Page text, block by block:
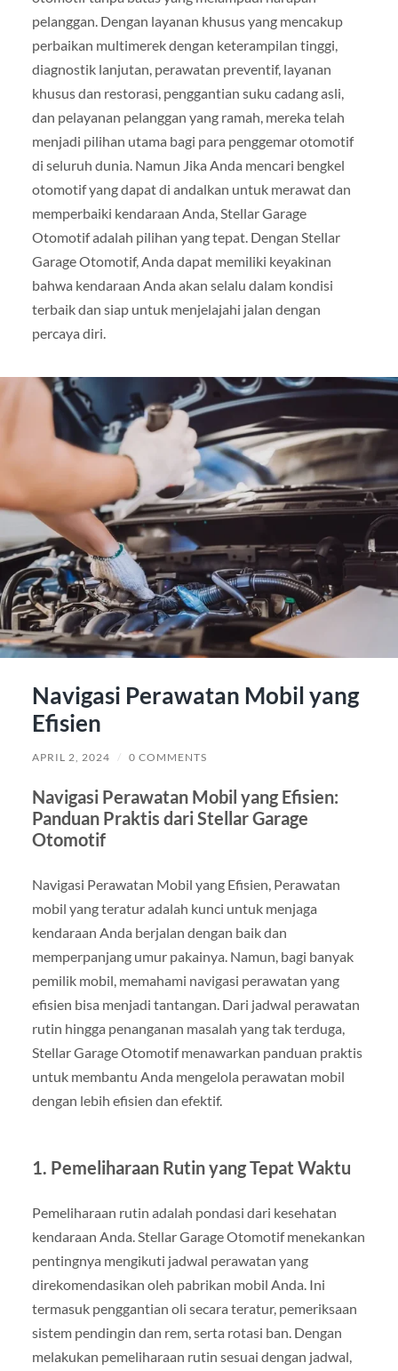
pelanggan. Dengan layanan khusus yang mencakup
perbaikan multimerek dengan keterampilan tinggi,
diagnostik lanjutan, perawatan preventif, layanan
khusus dan restorasi, penggantian suku cadang asli,
dan pelayanan pelanggan yang ramah, mereka telah
menjadi pilihan utama bagi para penggemar otomotif
di seluruh dunia. Namun Jika Anda mencari bengkel
otomotif yang dapat di andalkan untuk merawat dan
memperbaiki kendaraan Anda, Stellar Garage
Otomotif adalah pilihan yang tepat. Dengan Stellar
Garage Otomotif, Anda dapat memiliki keyakinan
bahwa kendaraan Anda akan selalu dalam kondisi
terbaik dan siap untuk menjelajahi jalan dengan
percaya diri.
Navigasi Perawatan Mobil yang
Efisien
APRIL 2, 2024 / 0 COMMENTS
Navigasi Perawatan Mobil yang Efisien:
Panduan Praktis dari Stellar Garage
Otomotif
Navigasi Perawatan Mobil yang Efisien, Perawatan
mobil yang teratur adalah kunci untuk menjaga
kendaraan Anda berjalan dengan baik dan
memperpanjang umur pakainya. Namun, bagi banyak
pemilik mobil, memahami navigasi perawatan yang
efisien bisa menjadi tantangan. Dari jadwal perawatan
rutin hingga penanganan masalah yang tak terduga,
Stellar Garage Otomotif menawarkan panduan praktis
untuk membantu Anda mengelola perawatan mobil
dengan lebih efisien dan efektif.
1. Pemeliharaan Rutin yang Tepat Waktu
Pemeliharaan rutin adalah pondasi dari kesehatan
kendaraan Anda. Stellar Garage Otomotif menekankan
pentingnya mengikuti jadwal perawatan yang
direkomendasikan oleh pabrikan mobil Anda. Ini
termasuk penggantian oli secara teratur, pemeriksaan
sistem pendingin dan rem, serta rotasi ban. Dengan
melakukan pemeliharaan rutin sesuai dengan jadwal,